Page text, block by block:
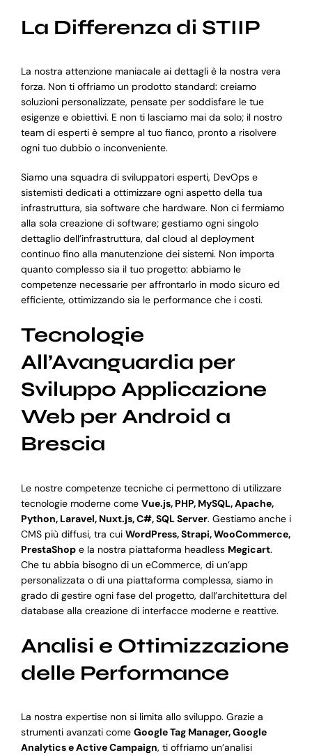
La Differenza di STIIP
La nostra attenzione maniacale ai dettagli è la nostra vera
forza. Non ti offriamo un prodotto standard: creiamo
soluzioni personalizzate, pensate per soddisfare le tue
esigenze e obiettivi. E non ti lasciamo mai da solo; il nostro
team di esperti è sempre al tuo fianco, pronto a risolvere
ogni tuo dubbio o inconveniente.
Siamo una squadra di sviluppatori esperti, DevOps e
sistemisti dedicati a ottimizzare ogni aspetto della tua
infrastruttura, sia software che hardware. Non ci fermiamo
alla sola creazione di software; gestiamo ogni singolo
dettaglio dell’infrastruttura, dal cloud al deployment
continuo fino alla manutenzione dei sistemi. Non importa
quanto complesso sia il tuo progetto: abbiamo le
competenze necessarie per affrontarlo in modo sicuro ed
efficiente, ottimizzando sia le performance che i costi.
Tecnologie
All’Avanguardia per
Sviluppo Applicazione
Web per Android a
Brescia
Le nostre competenze tecniche ci permettono di utilizzare
tecnologie moderne come Vue.js, PHP, MySQL, Apache,
Python, Laravel, Nuxt.js, C#, SQL Server. Gestiamo anche i
CMS più diffusi, tra cui WordPress, Strapi, WooCommerce,
PrestaShope la nostra piattaforma headless Megicart.
Che tu abbia bisogno di un eCommerce, di un’app
personalizzata o di una piattaforma complessa, siamo in
grado di gestire ogni fase del progetto, dall’architettura del
database alla creazione di interfacce moderne e reattive.
Analisi e Ottimizzazione
delle Performance
La nostra expertise non si limita allo sviluppo. Grazie a
strumenti avanzati come Google Tag Manager, Google
Analytics e Active Campaign, ti offriamo un’analisi